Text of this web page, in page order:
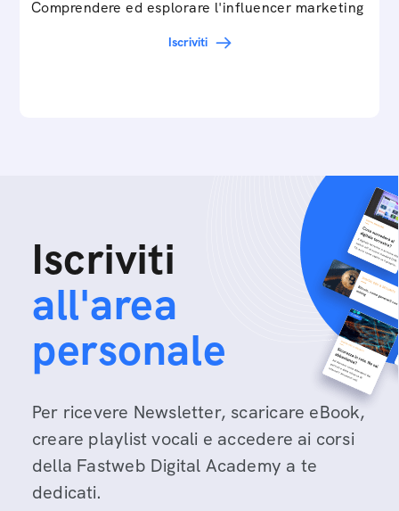
Comprendere ed esplorare l'influencer marketing
Iscriviti
Iscriviti
all'area
personale
Per ricevere Newsletter, scaricare eBook,
creare playlist vocali e accedere ai corsi
della Fastweb Digital Academy a te
dedicati.